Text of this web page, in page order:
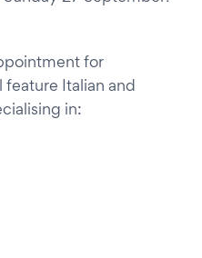
for
feature Italian and
in: